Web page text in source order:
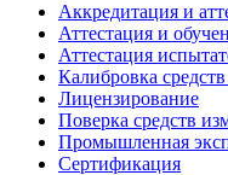
Аккредитация и
Аттестация и
Аттестация
Калибровка
Лицензирование
Поверка средств
Промышленная
Сертификация